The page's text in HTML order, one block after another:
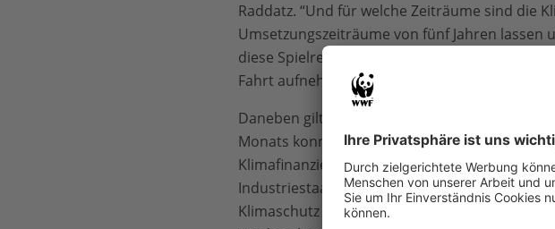
Raddatz. “Und für welche Zeiträume sind die
Umsetzungszeiträume von fünf Jahren lassen
diese Spielregeln sollte sich die
Fahrt aufnehmen kann.“
Daneben gilt ein besonderer Blick der
Monats konnte sich die Bundesregierung
Klimafinanzierung durchringen. Umso
Industriestaaten, die für die Klimakrise
Klimaschutz und der Klimaanpassung